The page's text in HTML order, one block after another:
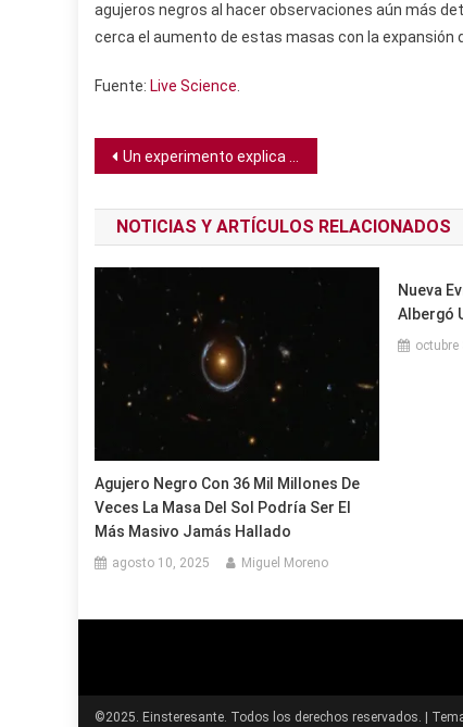
agujeros negros al hacer observaciones aún más
cerca el aumento de estas masas con la expansión
Fuente: Live Science
Navegación
de
entradas
Un experimento explica por qué existe el cabello rizado
NOTICIAS Y ARTÍCULOS RELACIONADOS
Agujero Negro Con 36 Mil Millones De
Veces La Masa Del Sol Podría Ser El
Más Masivo Jamás Hallado
agosto 10, 2025 Miguel Moreno
Nueva
Albergó
octubre
©2025. Einsteresante. Todos los derechos reservados. |